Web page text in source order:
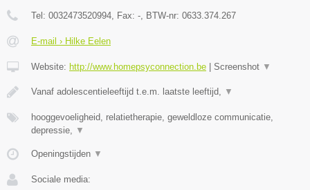
Tel: 0032473520994 , Fax: - , BTW-nr: 0633.374.267
E-mail › Hilke Eelen
Website: http://www.homepsyconnection.be Screenshot ▼
Vanaf adolescentieleeftijd t.e.m. laatste leeftijd, ▼
hooggevoeligheid, relatietherapie, geweldloze communicatie,
depressie,
▼
Openingstijden ▼
Sociale media: